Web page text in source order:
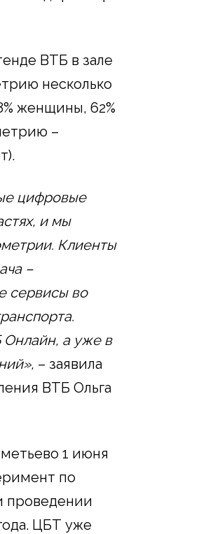
ВТБ в зале
несколько
женщины, 62%
–
цифровые
и мы
Клиенты
–
сервисы во
Онлайн, а уже в
– заявила
ВТБ Ольга
1 июня
по
проведении
ЦБТ уже